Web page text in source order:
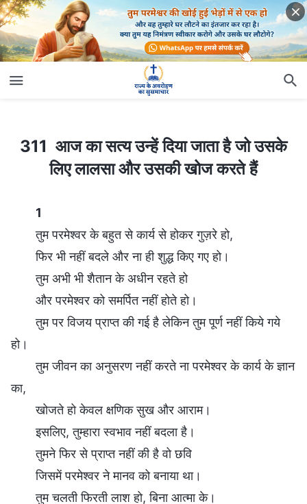
311 आज का सत्य उन्हें दिया जाता है जो उसके
लिए लालसा और उसकी खोज करते हैं
1
तुम परमेश्वर के बहुत से कार्य से होकर गुज़रे हो,
फिर भी नहीं बदले और ना ही शुद्ध किए गए हो।
तुम अभी भी शैतान के अधीन रहते हो
और परमेश्वर को समर्पित नहीं होते हो।
तुम पर विजय प्राप्त की गई है लेकिन तुम पूर्ण नहीं किये गये
हो।
तुम जीवन का अनुसरण नहीं करते ना परमेश्वर के कार्य के ज्ञान
का,
खोजते हो केवल क्षणिक सुख और आराम।
इसलिए, तुम्हारा स्वभाव नहीं बदला है।
तुमने फिर से प्राप्त नहीं की है वो छवि
जिसमें परमेश्वर ने मानव को बनाया था।
तुम चलती फिरती लाश हो, बिना आत्मा के।